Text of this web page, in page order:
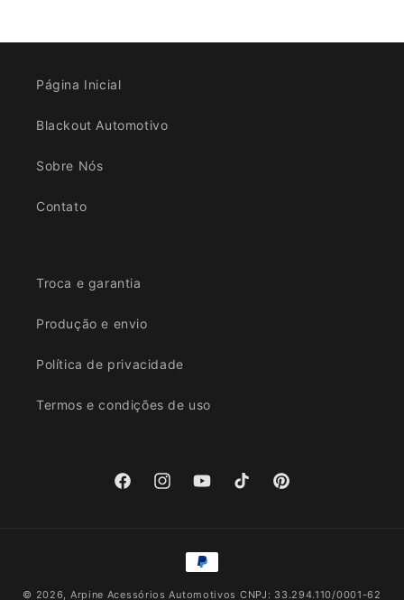
Página Inicial
Blackout Automotivo
Sobre Nós
Contato
Troca e garantia
Produção e envio
Política de privacidade
Termos e condições de uso
FacebookInstagramYouTubeTikTok Pinterest
Formas
© 2026, Arpine Acessórios Automotivos CNPJ: 33.294.110/0001-62